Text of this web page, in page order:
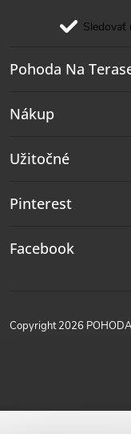
Sledovať
Pohoda Na
Nákup
Užitočné
Pinterest
Facebook
Copyright 2026